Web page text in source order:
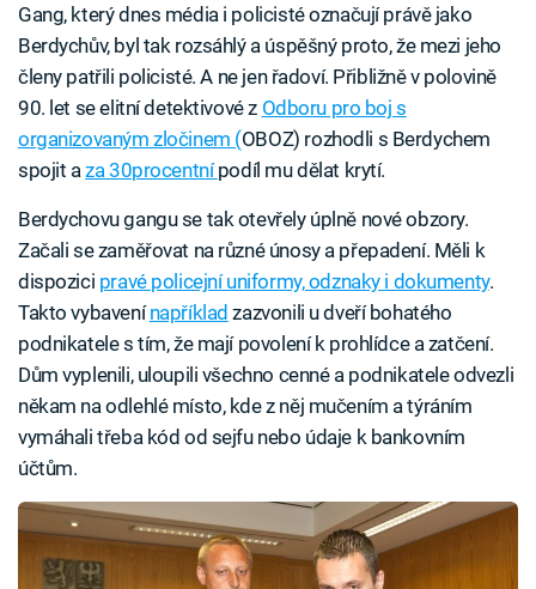
Gang, který dnes média i policisté označují právě jako
Berdychův, byl tak rozsáhlý a úspěšný proto, že mezi jeho
členy patřili policisté. A ne jen řadoví. Přibližně v polovině
90. let se elitní detektivové z Odboru pro boj s
organizovaným zločinem (OBOZ) rozhodli s Berdychem
spojit aza 30procentnípodíl mu dělat krytí.
Berdychovu gangu se tak otevřely úplně nové obzory.
Začali se zaměřovat na různé únosy a přepadení. Měli k
dispozici pravé policejní uniformy, odznaky i dokumenty.
Takto vybavenínapříklad zazvonili u dveří bohatého
podnikatele s tím, že mají povolení k prohlídce a zatčení.
Dům vyplenili, uloupili všechno cenné a podnikatele odvezli
někam na odlehlé místo, kde z něj mučením a týráním
vymáhali třeba kód od sejfu nebo údaje k bankovním
účtům.